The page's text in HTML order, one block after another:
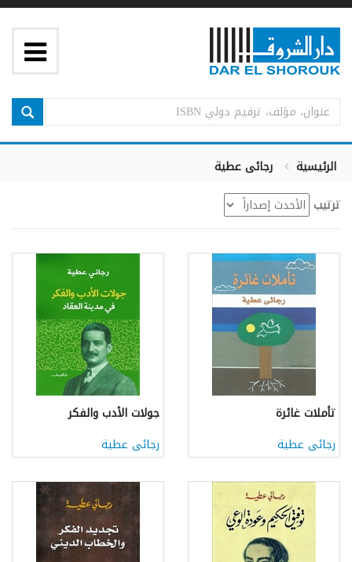
الرئيسية
رجائى عطية
ترتيب
تأملات غائرة
رجائى عطية
جولات الأدب والفكر
رجائى عطية